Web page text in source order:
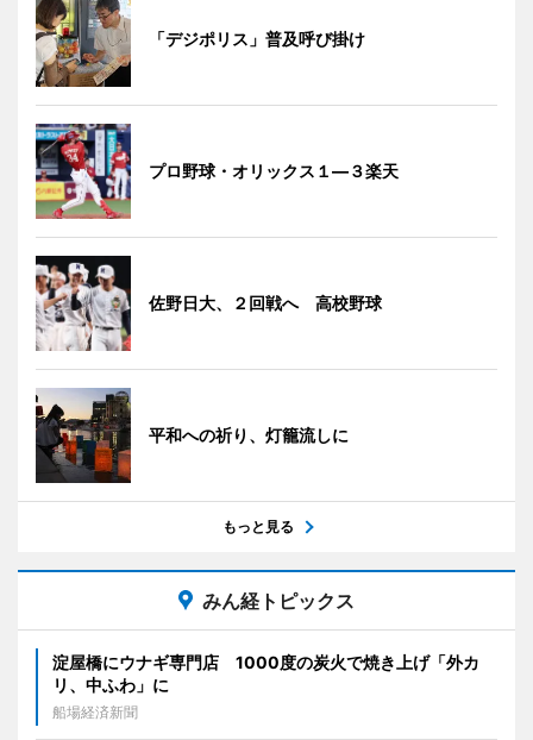
「デジポリス」普及呼び掛け
プロ野球・オリックス１―３楽天
佐野日大、２回戦へ 高校野球
平和への祈り、灯籠流しに
もっと見る
みん経トピックス
淀屋橋にウナギ専門店 1000度の炭火で焼き上げ「外カ
リ、中ふわ」に
船場経済新聞